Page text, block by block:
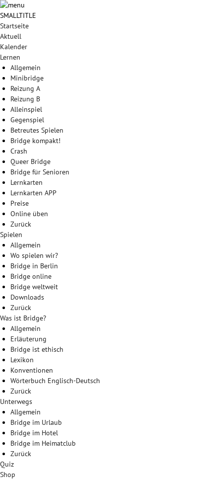
SMALLTITLE
Startseite
Aktuell
Kalender
Lernen
Allgemein
Minibridge
Reizung A
Reizung B
Alleinspiel
Gegenspiel
Betreutes Spielen
Bridge kompakt!
Crash
Queer Bridge
Bridge für Senioren
Lernkarten
Lernkarten APP
Preise
Online üben
Zurück
Spielen
Allgemein
Wo spielen wir?
Bridge in Berlin
Bridge online
Bridge weltweit
Downloads
Zurück
Was ist Bridge?
Allgemein
Erläuterung
Bridge ist ethisch
Lexikon
Konventionen
Wörterbuch Englisch-Deutsch
Zurück
Unterwegs
Allgemein
Bridge im Urlaub
Bridge im Hotel
Bridge im Heimatclub
Zurück
Quiz
Shop